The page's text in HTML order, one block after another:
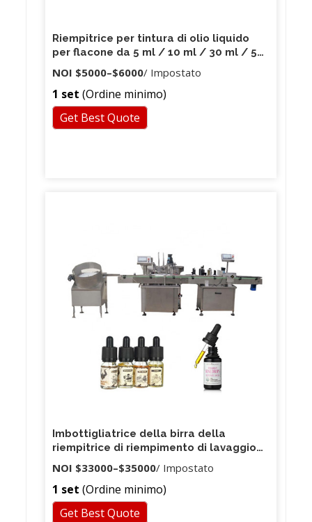
Riempitrice per tintura di olio liquido
per flacone da 5 ml / 10 ml / 30 ml / 50
ml o su misura
NOI $5000–$6000/ Impostato
1 set (Ordine minimo)
Get Best Quote
Imbottigliatrice della birra della
riempitrice di riempimento di lavaggio
caldo della fiala 2020
NOI $33000–$35000/ Impostato
1 set (Ordine minimo)
Get Best Quote